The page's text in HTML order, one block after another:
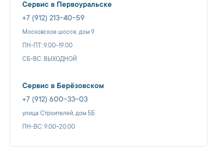
Сервис в Первоуральске
+7 (912) 213-40-59
Московское шоссе, дом 9
ПН-ПТ: 9.00-19.00
СБ-ВС: ВЫХОДНОЙ
Сервис в Берёзовском
+7 (912) 600-33-03
улица Строителей, дом 5Б
ПН-ВС: 9.00-20.00